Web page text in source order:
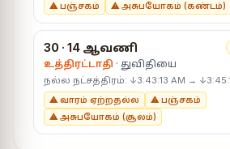
⚠ பஞ்சகம் ⚠ அசுபயோகம் (கண்டம்)
30 · 14 ஆவணி
உத்திரட்டாதி · துவிதியை
நல்ல நட்சத்திரம்: ↓3:43:13 AM →
⚠ வாரம் ஏற்றதல்ல
⚠ பஞ்சகம்
⚠ அசுபயோகம் (சூலம்)